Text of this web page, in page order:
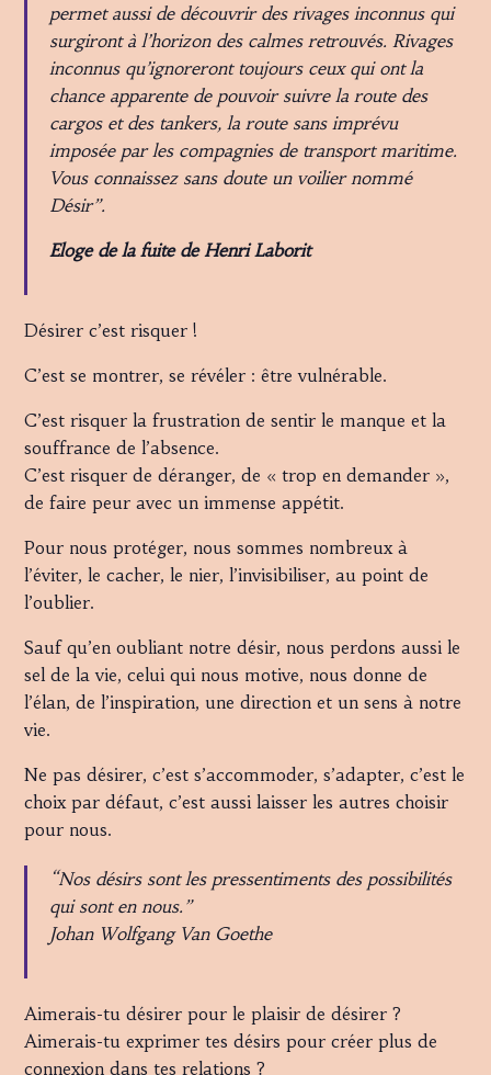
permet aussi de découvrir des rivages inconnus qui
surgiront à l’horizon des calmes retrouvés. Rivages
inconnus qu’ignoreront toujours ceux qui ont la
chance apparente de pouvoir suivre la route des
cargos et des tankers, la route sans imprévu
imposée par les compagnies de transport maritime.
Vous connaissez sans doute un voilier nommé
Désir”.
Eloge de la fuite de Henri Laborit
Désirer c’est risquer !
C’est se montrer, se révéler : être vulnérable.
C’est risquer la frustration de sentir le manque et la
souffrance de l’absence.
C’est risquer de déranger, de « trop en demander »,
de faire peur avec un immense appétit.
Pour nous protéger, nous sommes nombreux à
l’éviter, le cacher, le nier, l’invisibiliser, au point de
l’oublier.
Sauf qu’en oubliant notre désir, nous perdons aussi le
sel de la vie, celui qui nous motive, nous donne de
l’élan, de l’inspiration, une direction et un sens à notre
vie.
Ne pas désirer, c’est s’accommoder, s’adapter, c’est le
choix par défaut, c’est aussi laisser les autres choisir
pour nous.
“Nos désirs sont les pressentiments des possibilités
qui sont en nous.”
Johan Wolfgang Van Goethe
Aimerais-tu désirer pour le plaisir de désirer ?
Aimerais-tu exprimer tes désirs pour créer plus de
connexion dans tes relations ?